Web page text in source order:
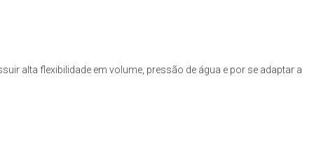
alta flexibilidade em volume, pressão de água e por se adaptar a